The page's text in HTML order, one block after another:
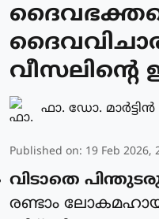
ഫാ. ഡോ.
Published on: 19 Feb 2026,
വിടാതെ
രണ്ടാം